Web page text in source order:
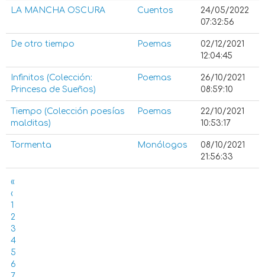
LA MANCHA OSCURA Cuentos
24/05/2022
07:32:56
De otro tiempo Poemas
02/12/2021
12:04:45
Infinitos (Colección:
Princesa de Sueños)
Poemas
26/10/2021
08:59:10
Tiempo (Colección poesías
malditas)
Poemas
22/10/2021
10:53:17
Tormenta Monólogos
08/10/2021
21:56:33
«
‹
1
2
3
4
5
6